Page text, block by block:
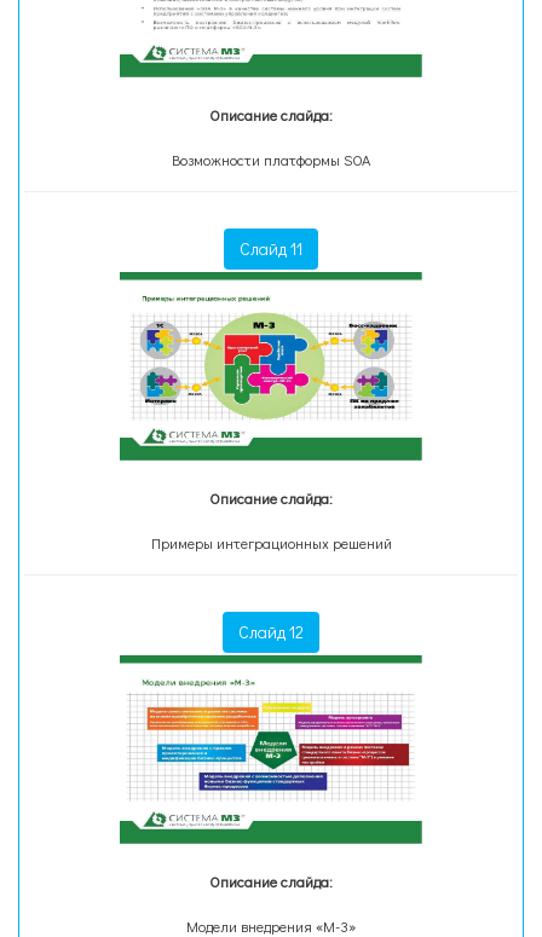
Описание слайда:
Возможности платформы SOA
Слайд 11
Описание слайда:
Примеры интеграционных решений
Слайд 12
Описание слайда:
Модели внедрения «М-3»